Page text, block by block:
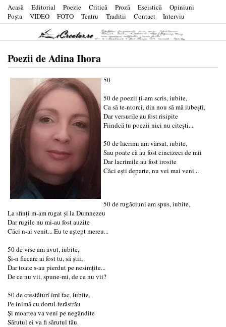
Acasă Editorial Poezie Critică Proză Eseistică
Opiniuni
Poşta
VIDEO FOTO Teatru Traditii Contact Interviu
Poezii de Adina Ihora
50
50 de poezii ţi-am scris, iubite,
Ca să te-ntorci, din nou să mă iubeşti,
Dar versurile au fost risipite
Fiindcă tu poezii nici nu citeşti...
50 de lacrimi am vărsat, iubite,
Sau poate că au fost cincizeci de mii
Dar lacrimile au fost irosite
Căci eşti departe, nu vei mai veni...
50 de rugăciuni am spus, iubite,
La sfinţi m-am rugat şi la Dumnezeu
Dar rugile nu mi-au fost auzite
Căci n-ai venit... Eu te aştept mereu...
50 de vise am avut, iubite,
Şi-n fiecare ai fost tu, să ştii,
Dar toate s-au pierdut pe nesimţite...
De ce nu vii, spune-mi, de ce nu vii?
50 de crestături îmi fac, iubite,
Pe inimă cu dorul-ferăstrău
Şi moartea va veni pe negȃndite
Sărutul ei va fi sărutul tău.